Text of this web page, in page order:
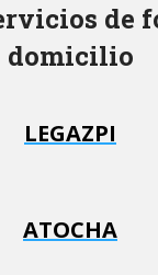
de
domicilio
LEGAZPI
ATOCHA